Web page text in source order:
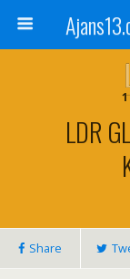
LDR
Share